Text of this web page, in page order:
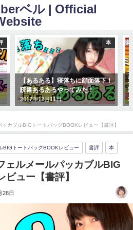
ベル | Official
本
【あるある】寝落ちに顔面落下！
読書あるあるやってみた！
2017年12月11日
ッカブルBIGトートバッグBOOKレビュー【書評】
BIGトートバッグBOOKレビュー 書評 本
ェルメールパッカブルBIG
ビュー【書評】
28日